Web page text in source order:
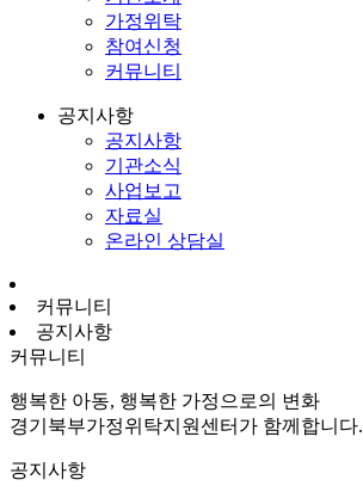
가정위탁
참여신청
커뮤니티
공지사항
공지사항
기관소식
사업보고
자료실
온라인 상담실
커뮤니티
공지사항
커뮤니티
행복한 아동, 행복한 가정으로의 변화
경기북부가정위탁지원센터가 함께합니다.
공지사항